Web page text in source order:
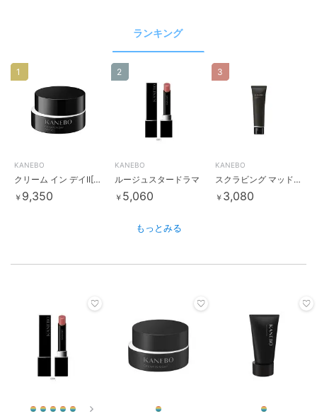
ランキング
KANEBO
クリーム イン デイII[医薬部外品]
￥ 9,350
1
KANEBO
ルージュスタードラマ
￥ 5,060
2
KANEBO
スクラビング マッド ウォッシュ
￥ 3,080
3
もっとみる